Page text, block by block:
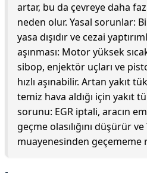
artar, bu da çevreye daha
neden olur. Yasal sorunlar:
yasa dışıdır ve cezai
aşınması: Motor yüksek
sibop, enjektör uçları ve
hızlı aşınabilir. Artan yakıt
temiz hava aldığı için yakıt
sorunu: EGR iptali, aracın
geçme olasılığını düşürür ve
muayenesinden geçememe